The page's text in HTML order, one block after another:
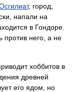
, город,
напали на
в Гондоре.
против него, а не
хоббитов в
древней
его ядом, но